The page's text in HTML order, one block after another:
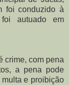
foi conduzido à
autuado em
crime, com pena
a pena pode
e proibição